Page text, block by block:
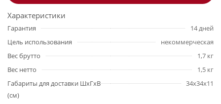
Характеристики
Гарантия
14 дней
Цель использования
некоммерческая
Вес брутто
1,7 кг
Вес нетто
1,5 кг
Габариты для доставки ШхГхВ
(см)
34х34х11